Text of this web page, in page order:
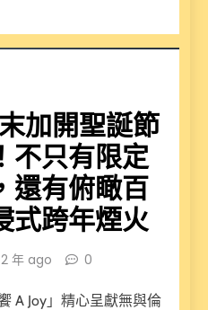
加開聖誕節
不只有限定
還有俯瞰百
式跨年煙火
2 年 ago 0
A Joy」精心呈獻無與倫